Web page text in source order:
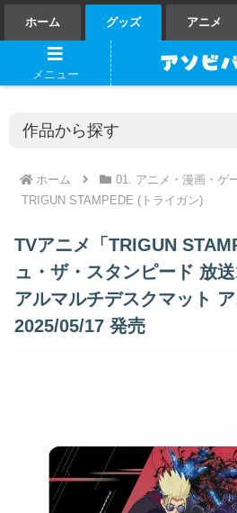
ホーム グッズ アニメ
ホーム
01. アニメ・漫画・ゲ
TRIGUN STAMPEDE (トライガン)
TVアニメ「TRIGUN
ュ・ザ・スタンピード 放
アルマルチデスクマット
2025/05/17 発売
メニュー